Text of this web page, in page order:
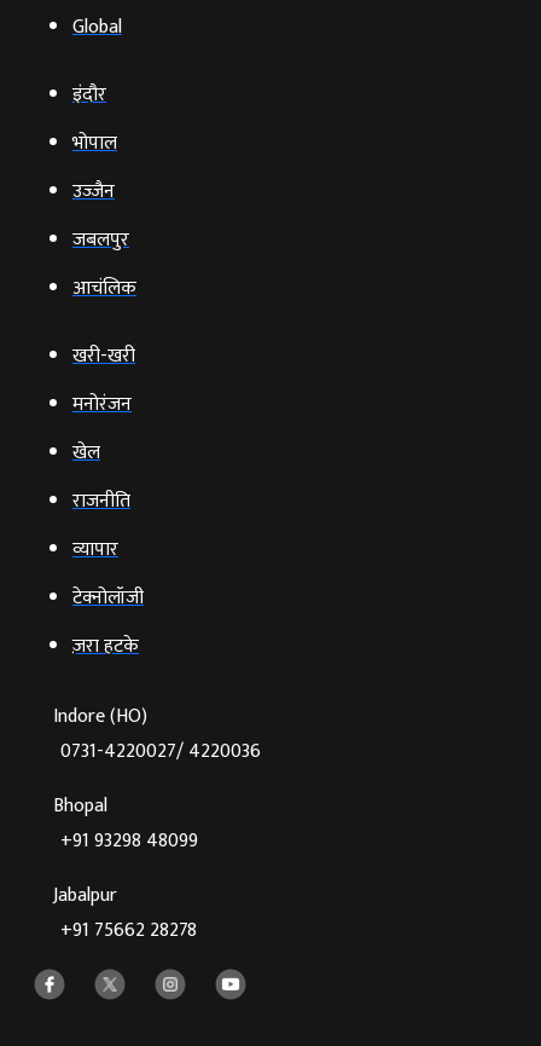
Global
इंदौर
भोपाल
उज्‍जैन
जबलपुर
आचंलिक
खरी-खरी
मनोरंजन
खेल
राजनीति
व्‍यापार
टेक्‍नोलॉजी
ज़रा हटके
Indore (HO)
0731-4220027/ 4220036
Bhopal
+91 93298 48099
Jabalpur
+91 75662 28278